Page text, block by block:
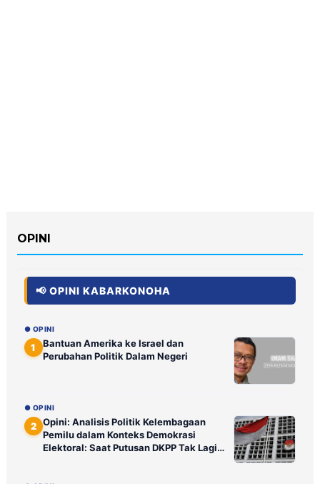
OPINI
📢 OPINI KABARKONOHA
● OPINI
1
Bantuan Amerika ke Israel dan
Perubahan Politik Dalam Negeri
● OPINI
2 Opini: Analisis Politik Kelembagaan
Pemilu dalam Konteks Demokrasi
Elektoral: Saat Putusan DKPP Tak Lagi